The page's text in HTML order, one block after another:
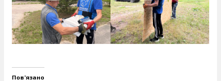
Пов’язано